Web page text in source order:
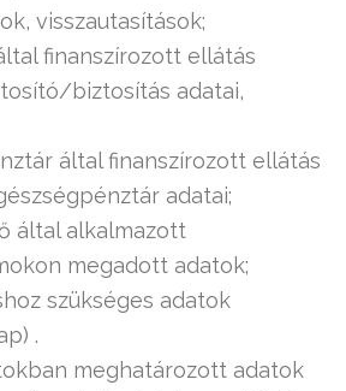
visszautasítások;
finanszírozott ellátás
biztosítás adatai,
által finanszírozott ellátás
adatai;
által alkalmazott
megadott adatok;
szükséges adatok
.
meghatározott adatok